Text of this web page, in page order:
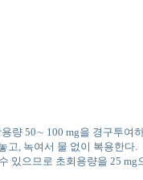
량 50∼ 100 mg을 경구투
고, 녹여서 물 없이 복용한다.
있으므로 초회용량을 25 mg